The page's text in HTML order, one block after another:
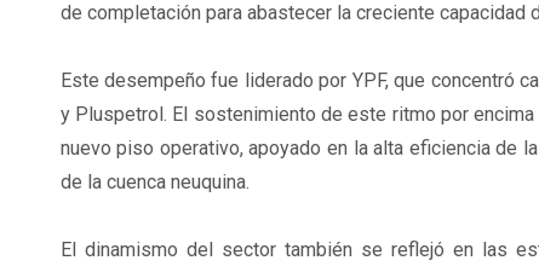
de completación para abastecer la creciente
Este desempeño fue liderado por YPF, que concentró
y Pluspetrol. El sostenimiento de este ritmo por
nuevo piso operativo, apoyado en la alta eficiencia de
de la cuenca neuquina.
El dinamismo del sector también se reflejó en las